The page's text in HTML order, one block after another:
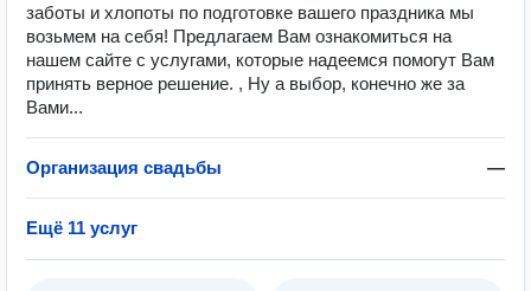
заботы и хлопоты по подготовке вашего праздника мы
возьмем на себя! Предлагаем Вам ознакомиться на
нашем сайте с услугами, которые надеемся помогут Вам
принять верное решение. , Ну а выбор, конечно же за
Вами...
Организация свадьбы —
Ещё 11 услуг